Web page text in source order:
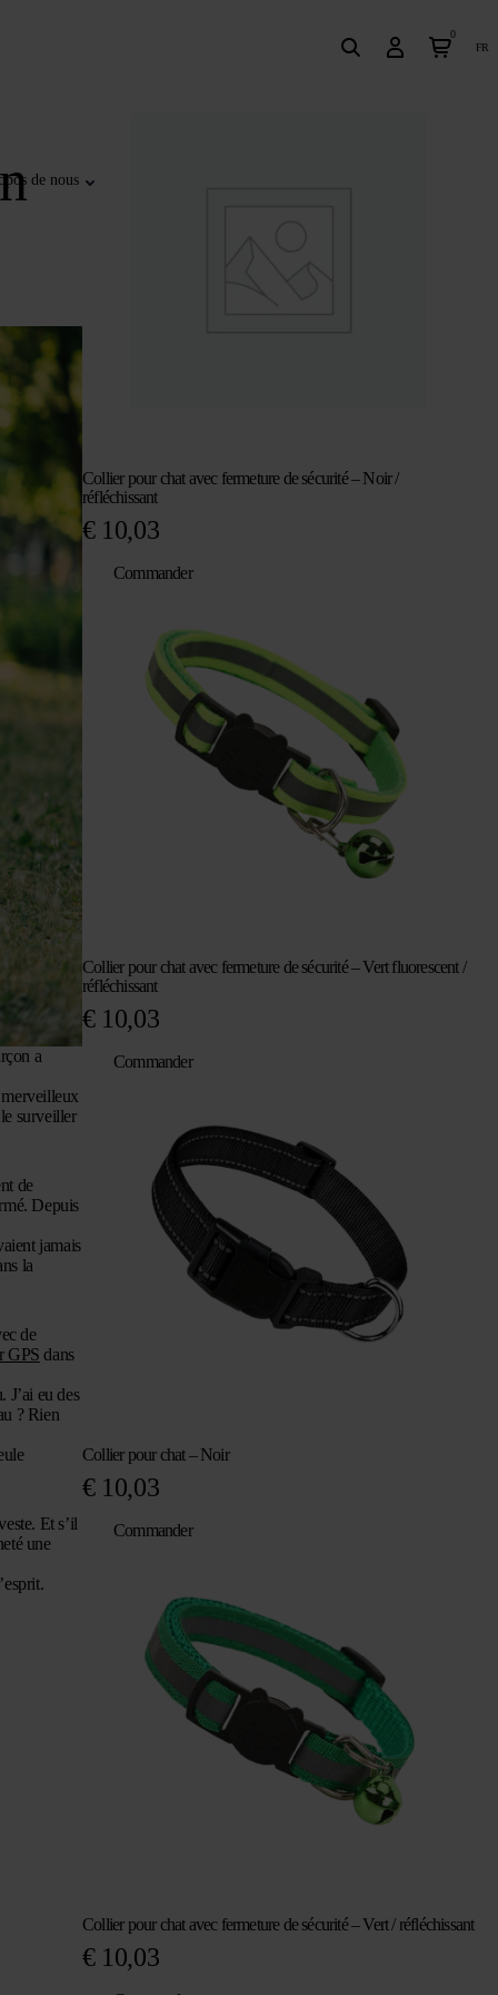
de nous
0
fr
a
surveiller
de
Depuis
jamais
la
de
GPS dans
J’ai eu des
? Rien
Et s’il
une
Collier pour chat avec fermeture de sécurité – Noir /
réfléchissant
€10,03
Commander
Collier pour chat avec fermeture de sécurité – Vert fluorescent /
réfléchissant
€10,03
Commander
Collier pour chat – Noir
€10,03
Commander
Collier pour chat avec fermeture de sécurité – Vert / réfléchissant
€10,03